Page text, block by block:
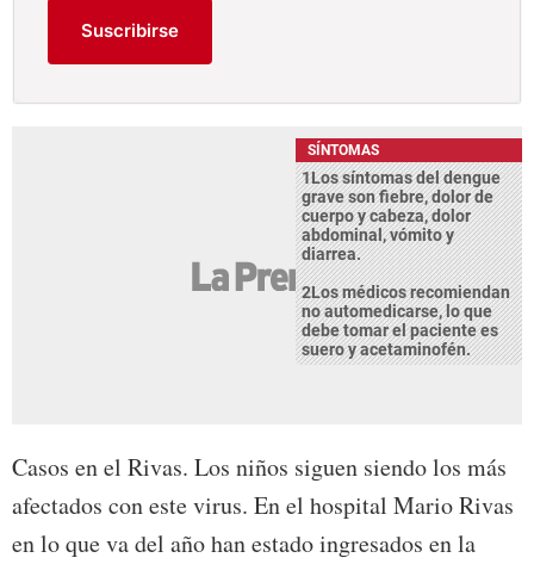
Suscribirse
SÍNTOMAS
1Los síntomas del dengue
grave son fiebre, dolor de
cuerpo y cabeza, dolor
abdominal, vómito y
diarrea.
2Los médicos recomiendan
no automedicarse, lo que
debe tomar el paciente es
suero y acetaminofén.
Casos en el Rivas. Los niños siguen siendo los más
afectados con este virus. En el hospital Mario Rivas
en lo que va del año han estado ingresados en la